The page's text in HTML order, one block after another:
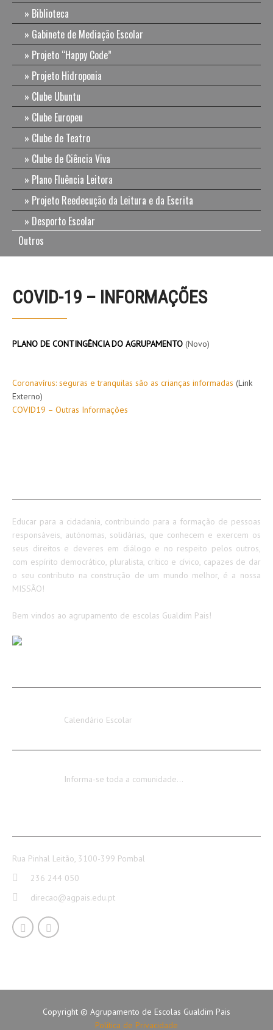
Biblioteca
Gabinete de Mediação Escolar
Projeto “Happy Code”
Projeto Hidroponia
Clube Ubuntu
Clube Europeu
Clube de Teatro
Clube de Ciência Viva
Plano Fluência Leitora
Projeto Reedecução da Leitura e da Escrita
Desporto Escolar
Outros
COVID-19 – INFORMAÇÕES
PLANO DE CONTINGÊNCIA DO AGRUPAMENTO (Novo)
Coronavírus: seguras e tranquilas são as crianças informadas (Link
Externo)
COVID19 – Outras Informações
Educar para a cidadania, contribuindo para a formação de pessoas
responsáveis, autónomas, solidárias, que conhecem e exercem os
seus direitos e deveres em diálogo e no respeito pelos outros,
com espírito democrático, pluralista, crítico e cívico, capazes de dar
o seu contributo na construção de um mundo melhor, é a nossa
MISSÃO!
Bem vindos ao agrupamento de escolas Gualdim Pais!
Calendário Escolar
Informa-se toda a comunidade…
Rua Pinhal Leitão, 3100-399 Pombal
236 244 050
direcao@agpais.edu.pt
Copyright © Agrupamento de Escolas Gualdim Pais
Política de Privacidade